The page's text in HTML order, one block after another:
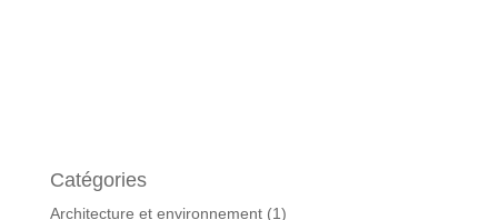
Catégories
Architecture et environnement(1)